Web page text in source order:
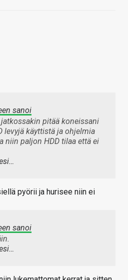
sanoi
pitää koneissani
levyjä käyttistä ja ohjelmia
niin paljon HDD tilaa että ei
pyörii ja hurisee niin ei
sanoi